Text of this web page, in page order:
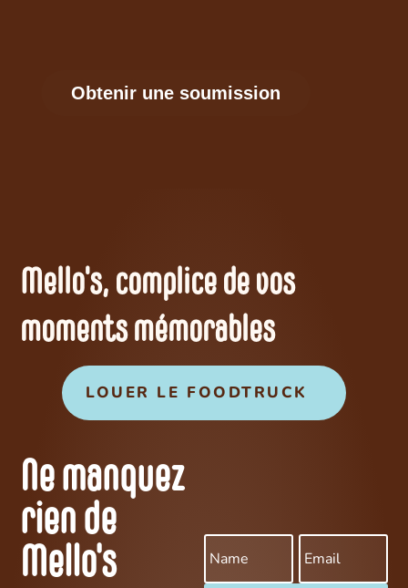
Obtenir une soumission
Mello's, complice de vos
moments mémorables
LOUER LE FOODTRUCK
Ne manquez
rien de
Mello's